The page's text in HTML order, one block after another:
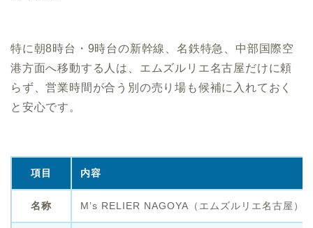
特に朝8時台・9時台の新幹線、名鉄特急、中部国際空
港方面へ移動する人は、エムズルリエ名古屋だけに頼
らず、営業時間が合う別の売り場も候補に入れておく
と安心です。
項目 内容
名称 M’s RELIER NAGOYA（エムズルリエ名古屋）